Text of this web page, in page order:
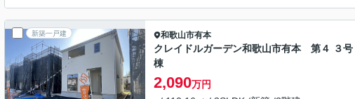
新築一戸建 和歌山市有本
クレイドルガーデン和歌山市有本 第４ ３号
棟
2,090万円